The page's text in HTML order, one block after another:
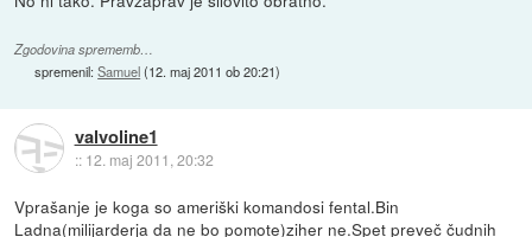
Zgodovina sprememb…
spremenil:Samuel(12. maj 2011 ob 20:21)
valvoline1
:: 12. maj 2011, 20:32
Vprašanje je koga so ameriški komandosi fental.Bin
Ladna(milijarderja da ne bo pomote)ziher ne.Spet preveč čudnih